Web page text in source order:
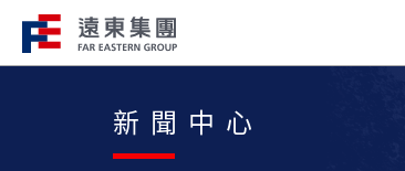
企業總覽​
新聞中心